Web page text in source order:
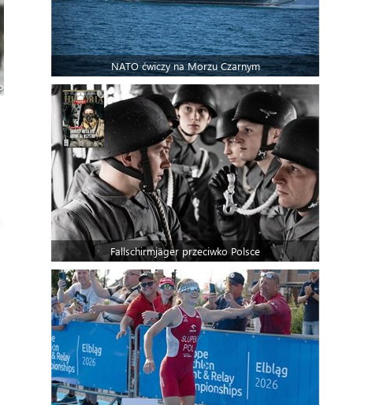
NATO ćwiczy na Morzu Czarnym
Fallschirmjäger przeciwko Polsce